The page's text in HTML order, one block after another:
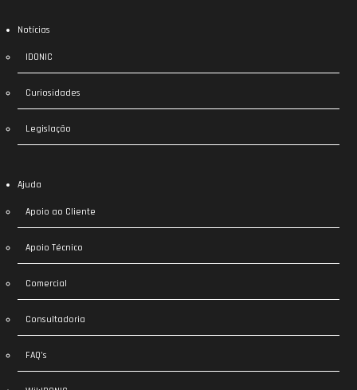
Notícias
IDONIC
Curiosidades
Legislação
Ajuda
Apoio ao Cliente
Apoio Técnico
Comercial
Consultadoria
FAQ’s